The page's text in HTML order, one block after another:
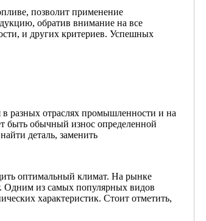
позволит применение
обратив внимание на все
и других критериев. Успешных
в разных отраслях промышленности и на
быть обычный износ определенной
деталь, заменить
оптимальный климат. На рынке
Одним из самых популярных видов
характеристик. Стоит отметить,